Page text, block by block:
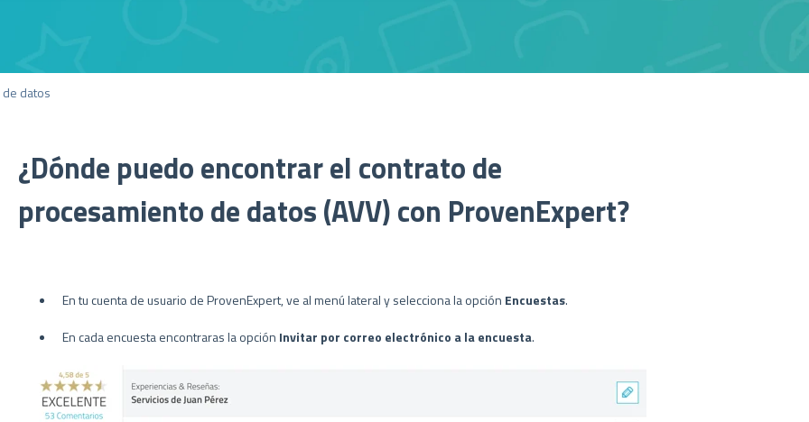
datos
¿Dónde puedo encontrar el contrato de
procesamiento de datos (AVV) con ProvenExpert?
En tu cuenta de usuario de ProvenExpert, ve al menú lateral y selecciona la opción Encuestas.
En cada encuesta encontraras la opción Invitar por correo electrónico a la encuesta.